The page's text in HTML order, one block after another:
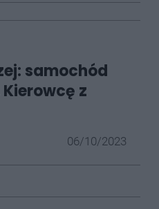
samochód
z
06/10/2023